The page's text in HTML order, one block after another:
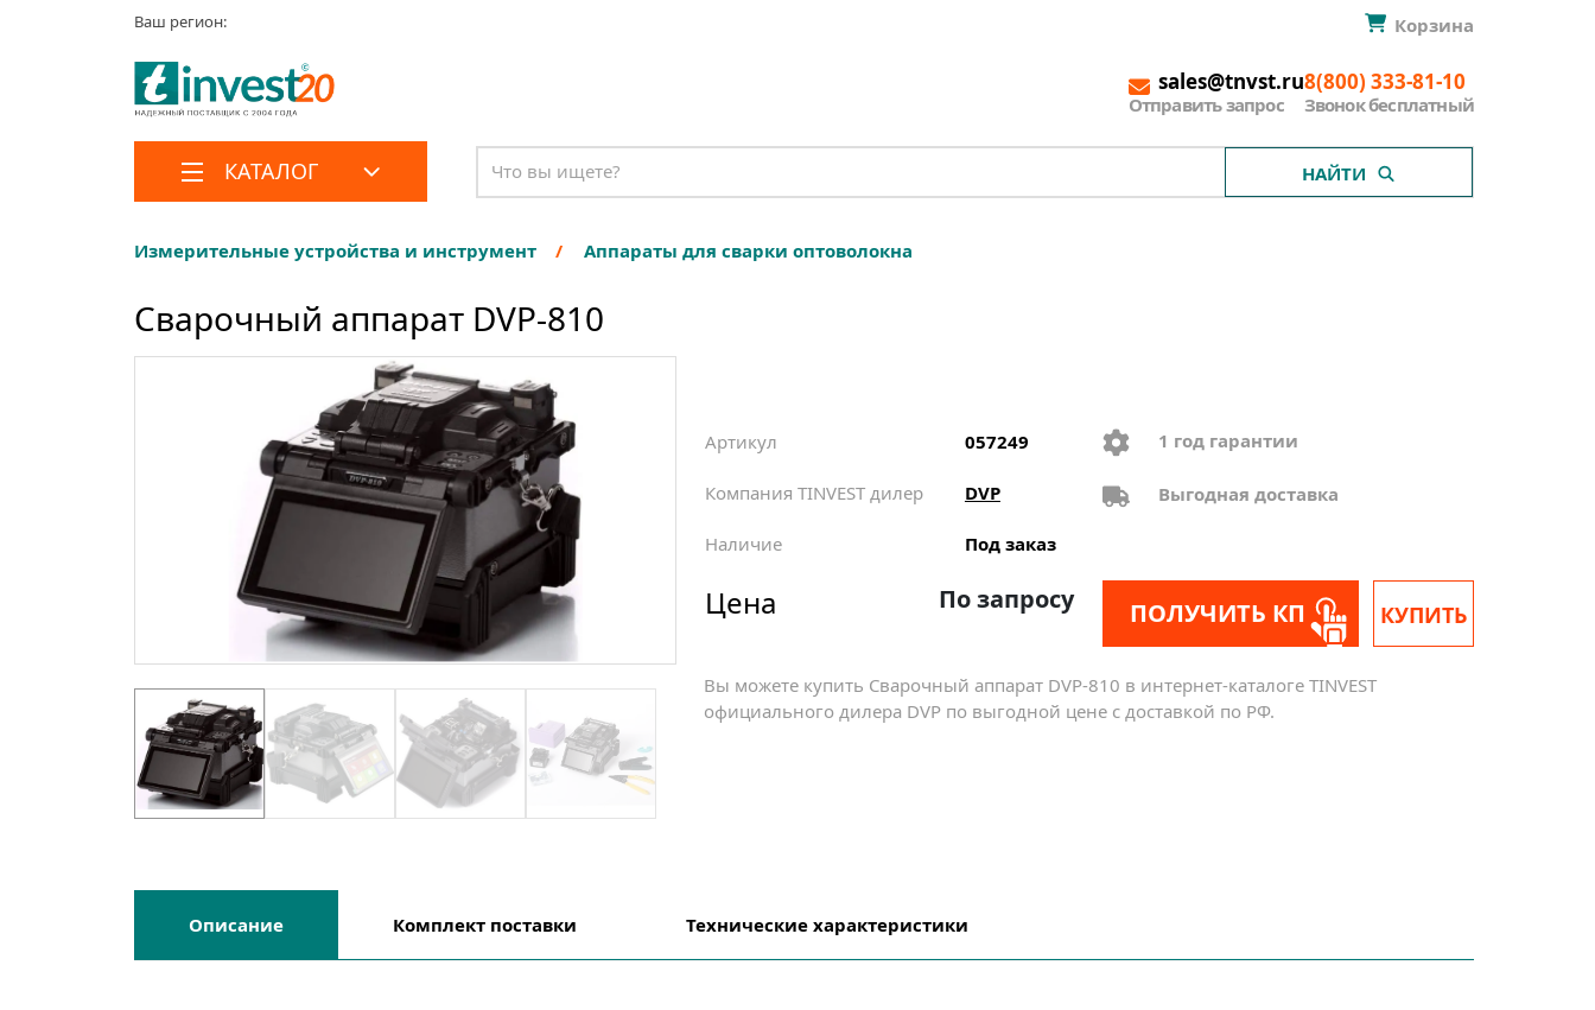
Ваш регион: Корзина
sales@tnvst.ru
Отправить запрос
8(800) 333-81-10
Звонок бесплатный
КАТАЛОГ НАЙТИ
Измерительные устройства и инструмент Аппараты для сварки оптоволокна
Сварочный аппарат DVP-810
Артикул 057249
Компания TINVEST дилер DVP
Наличие Под заказ
1 год гарантии
Выгодная доставка
Цена По запросу ПОЛУЧИТЬ КП КУПИТЬ
Вы можете купить Сварочный аппарат DVP-810 в интернет-каталоге TINVEST
официального дилера DVP по выгодной цене с доставкой по РФ.
Описание Комплект поставки Техническиехарактеристики